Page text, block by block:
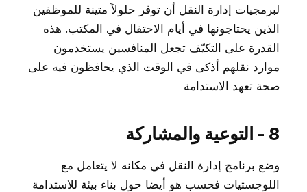
لبرمجيات إدارة النقل أن توفر حلولاً متينة للموظفين
الذين يحتاجونها في أيام الاحتفال في المكتب. هذه
القدرة على التكيّف تجعل المنافسين يستخدمون
موارد نقلهم أذكى في الوقت الذي يحافظون فيه على
صحة تعهد الاستدامة
8 - التوعية والمشاركة
وضع برنامج إدارة النقل في مكانه لا يتعامل مع
اللوجستيات فحسب هو أيضا حول بناء بيئة للاستدامة